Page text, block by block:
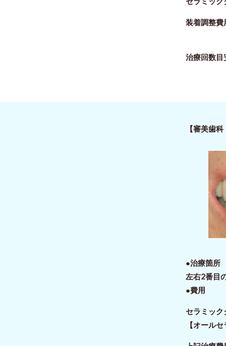
装着調整
治療回数
【審美歯
●治療箇
左右2番目
●費用
セラミ
【オール